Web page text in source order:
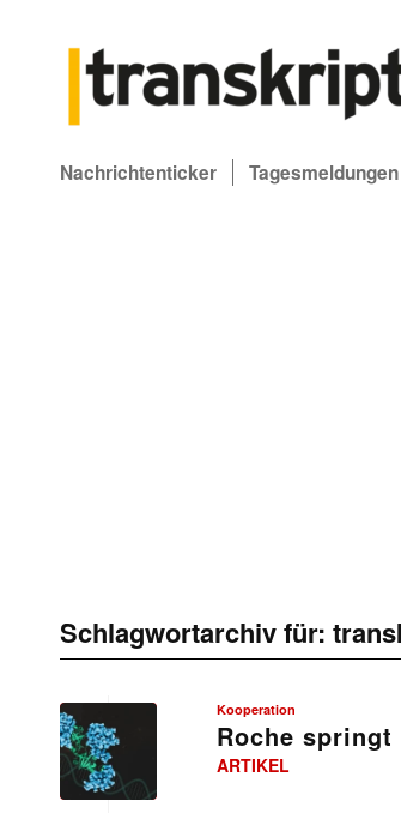
Nachrichtenticker Tagesmeldungen
Schlagwortarchiv für:
Kooperation
Roche
ARTIKEL